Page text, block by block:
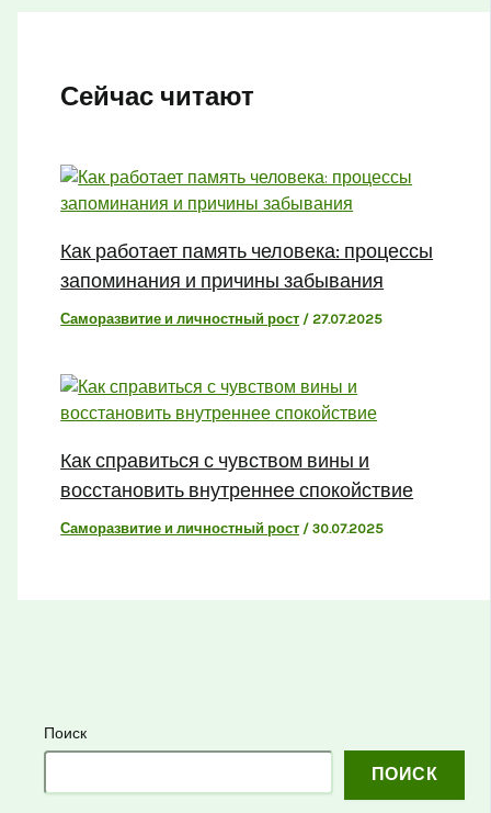
Поиск
ПОИСК
Сейчас читают
Как работает память человека: процессы
запоминания и причины забывания
Саморазвитие и личностный рост / 27.07.2025
Как справиться с чувством вины и
восстановить внутреннее спокойствие
Саморазвитие и личностный рост /30.07.2025